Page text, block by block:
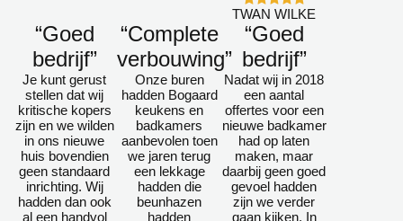
TWAN WILKE
“Goed
bedrijf”
Je kunt gerust
stellen dat wij
kritische kopers
zijn en we wilden
in ons nieuwe
huis bovendien
geen standaard
inrichting. Wij
hadden dan ook
al een handvol
“Complete
verbouwing”
Onze buren
hadden Bogaard
keukens en
badkamers
aanbevolen toen
we jaren terug
een lekkage
hadden die
beunhazen
hadden
“Goed
bedrijf”
Nadat wij in 2018
een aantal
offertes voor een
nieuwe badkamer
had op laten
maken, maar
daarbij geen goed
gevoel hadden
zijn we verder
gaan kijken. In